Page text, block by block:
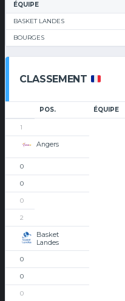
ÉQUIPE
BASKET LANDES
BOURGES
CLASSEMENT
POS. ÉQUIPE
1
Angers
0
0
0
2
Basket
Landes
0
0
0